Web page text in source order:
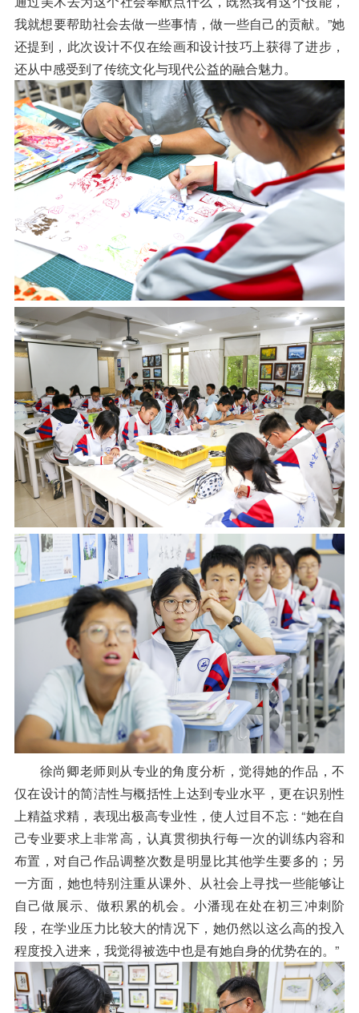
我就想要帮助社会去做一些事情，做一些自己的贡献。”她
还提到，此次设计不仅在绘画和设计技巧上获得了进步，
还从中感受到了传统文化与现代公益的融合魅力。
徐尚卿老师则从专业的角度分析，觉得她的作品，不
仅在设计的简洁性与概括性上达到专业水平，更在识别性
上精益求精，表现出极高专业性，使人过目不忘：“她在自
己专业要求上非常高，认真贯彻执行每一次的训练内容和
布置，对自己作品调整次数是明显比其他学生要多的；另
一方面，她也特别注重从课外、从社会上寻找一些能够让
自己做展示、做积累的机会。小潘现在处在初三冲刺阶
段，在学业压力比较大的情况下，她仍然以这么高的投入
程度投入进来，我觉得被选中也是有她自身的优势在的。”